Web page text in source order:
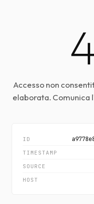
Accesso non
elaborata. Comunica
ID
TIMESTAMP
SOURCE
HOST